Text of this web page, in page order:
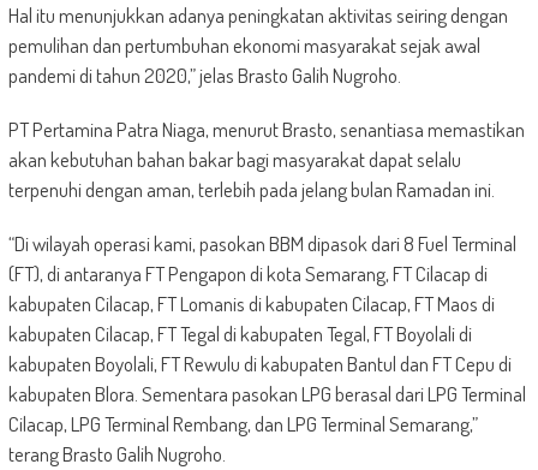
Hal itu menunjukkan adanya peningkatan aktivitas seiring dengan
pemulihan dan pertumbuhan ekonomi masyarakat sejak awal
pandemi di tahun 2020,” jelas Brasto Galih Nugroho.
PT Pertamina Patra Niaga, menurut Brasto, senantiasa memastikan
akan kebutuhan bahan bakar bagi masyarakat dapat selalu
terpenuhi dengan aman, terlebih pada jelang bulan Ramadan ini.
“Di wilayah operasi kami, pasokan BBM dipasok dari 8 Fuel Terminal
(FT), di antaranya FT Pengapon di kota Semarang, FT Cilacap di
kabupaten Cilacap, FT Lomanis di kabupaten Cilacap, FT Maos di
kabupaten Cilacap, FT Tegal di kabupaten Tegal, FT Boyolali di
kabupaten Boyolali, FT Rewulu di kabupaten Bantul dan FT Cepu di
kabupaten Blora. Sementara pasokan LPG berasal dari LPG Terminal
Cilacap, LPG Terminal Rembang, dan LPG Terminal Semarang,”
terang Brasto Galih Nugroho.